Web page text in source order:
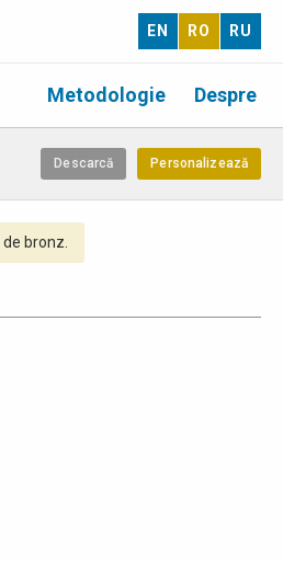
EN RO RU
Despre
Metodologie
Personalizează
Descarcă
bronz.